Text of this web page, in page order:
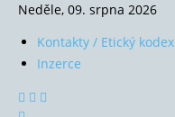
Neděle, 09. srpna 2026
Kontakty / Etický kodex
Inzerce